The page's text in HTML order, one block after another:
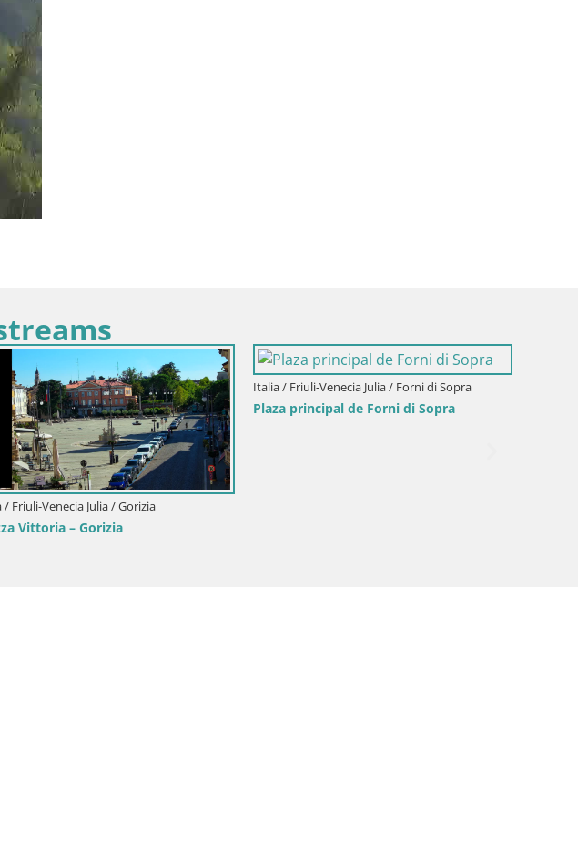
Italia / Friuli-Venecia Julia / Aquileia
Aquileia – Plaza Capitolo